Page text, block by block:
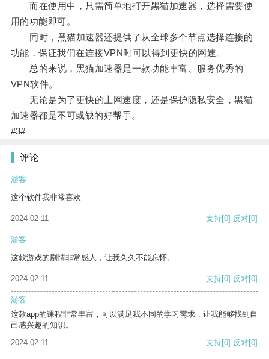
而在使用中，只需简单地打开黑猫加速器，选择需要使
用的功能即可。
同时，黑猫加速器还提供了从全球多个节点选择连接的
功能，保证我们在连接VPN时可以得到更快的网速。
总的来说，黑猫加速器是一款功能丰富、服务优秀的
VPN软件。
无论是为了更快的上网速度，还是保护隐私安全，黑猫
加速器都是不可或缺的好帮手。
#3#
评论
游客
这个软件我非常喜欢
2024-02-11 支持[0] 反对[0]
游客
这款游戏的剧情非常感人，让我久久不能忘怀。
2024-02-11 支持[0] 反对[0]
游客
这款app的课程非常丰富，可以满足我不同的学习需求，让我能够找到自
己感兴趣的知识。
2024-02-11
支持[0] 反对[0]